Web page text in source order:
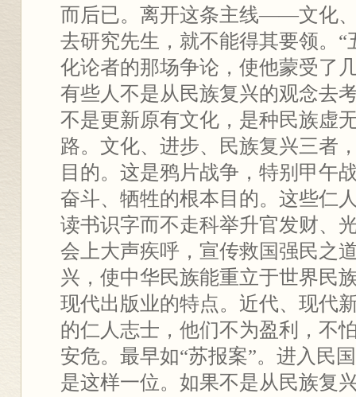
而后已。离开这条主线——文化
去研究先生，就不能得其要领。“
化论者的那场争论，使他蒙受了
有些人不是从民族复兴的观念去
不是更新原有文化，是种民族虚
路。文化、进步、民族复兴三者
目的。这是鸦片战争，特别甲午
奋斗、牺牲的根本目的。这些仁
读书识字而不走科举升官发财、
会上大声疾呼，宣传救国强民之
兴，使中华民族能重立于世界民
现代出版业的特点。近代、现代
的仁人志士，他们不为盈利，不
安危。最早如“苏报案”。进入民
是这样一位。如果不是从民族复